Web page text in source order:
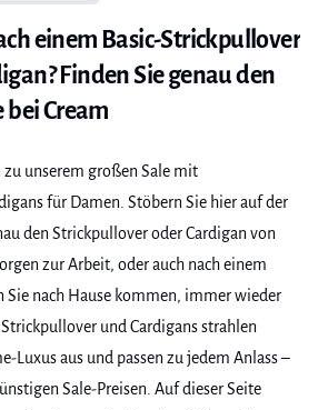
unserem großen Sale mit
für Damen. Stöbern Sie hier auf der
den Strickpullover oder Cardigan von
nach Hause kommen, immer wieder
und Cardigans strahlen
Luxus aus und passen zu jedem Anlass –
Sale-Preisen. Auf dieser Seite
Cardigans, die Sie schnell überziehen
in allen möglichen Farben.
Sie bei Cream genau den Cardigan oder
Sie von Ihrer besten Seite zeigt.